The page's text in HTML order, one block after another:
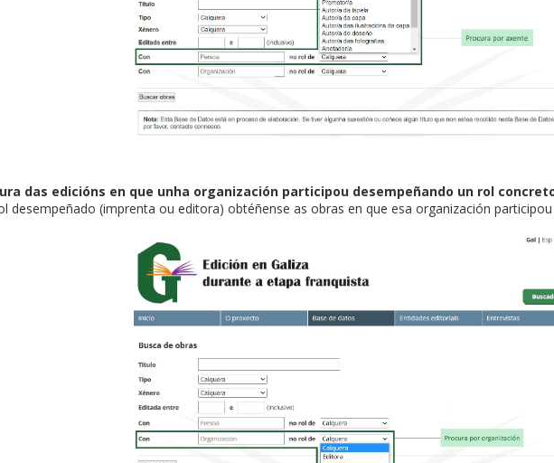
das edicións en que unha organización participou desempeñando un rol
desempeñado (imprenta ou editora) obtéñense as obras en que esa organización